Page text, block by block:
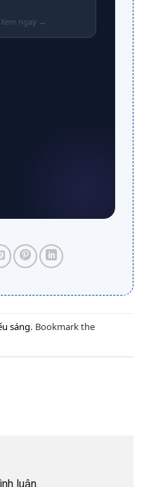
sáng. Bookmark the
luận.